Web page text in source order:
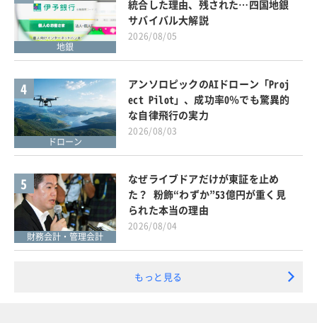
地銀
統合した理由、残された…四国地銀
サバイバル大解説
2026/08/05
4
ドローン
アンソロピックのAIドローン「Proj
ect Pilot」、成功率0％でも驚異的
な自律飛行の実力
2026/08/03
5
財務会計・管理会計
なぜライブドアだけが東証を止め
た？ 粉飾“わずか”53億円が重く見
られた本当の理由
2026/08/04
もっと見る